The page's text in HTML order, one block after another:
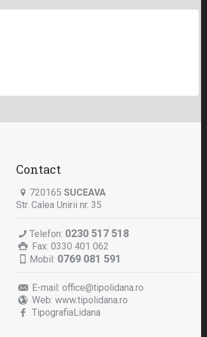
Contact
720165 SUCEAVA
Str. Calea Unirii nr. 35
Telefon: 0230 517 518
Fax: 0330 401 062
Mobil: 0769 081 591
E-mail: office@tipolidana.ro
Web: www.tipolidana.ro
TipografiaLidana